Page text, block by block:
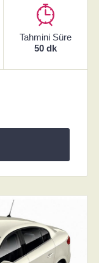
Tahmini Süre
50 dk